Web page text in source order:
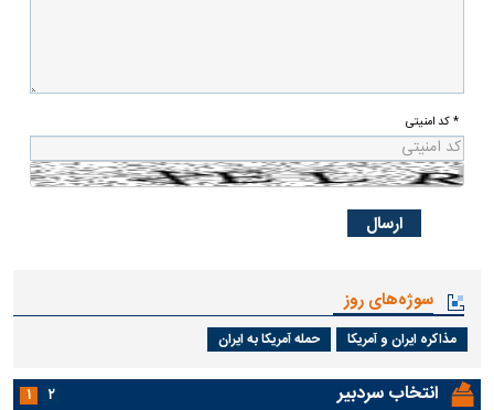
* کد امنیتی
سوژه‌های روز
مذاکره ایران و آمریکا حمله آمریکا به ایران
انتخاب سردبیر ۱ ۲